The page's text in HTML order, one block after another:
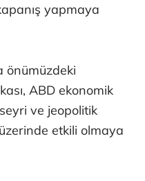
yapmaya
önümüzdeki
ABD ekonomik
ve jeopolitik
etkili olmaya